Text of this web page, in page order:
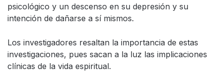
psicológico y un descenso en su depresión y su
intención de dañarse a sí mismos.
Los investigadores resaltan la importancia de estas
investigaciones, pues sacan a la luz las implicaciones
clínicas de la vida espiritual.